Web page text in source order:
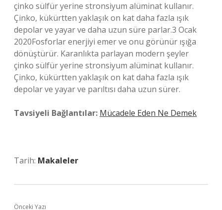
çinko sülfür yerine stronsiyum alüminat kullanır.
Çinko, kükürtten yaklaşık on kat daha fazla ışık
depolar ve yayar ve daha uzun süre parlar.3 Ocak
2020Fosforlar enerjiyi emer ve onu görünür ışığa
dönüştürür. Karanlıkta parlayan modern şeyler
çinko sülfür yerine stronsiyum alüminat kullanır.
Çinko, kükürtten yaklaşık on kat daha fazla ışık
depolar ve yayar ve parıltısı daha uzun sürer.
Tavsiyeli Bağlantılar: Mücadele Eden Ne Demek
Tarih: Makaleler
Önceki Yazı